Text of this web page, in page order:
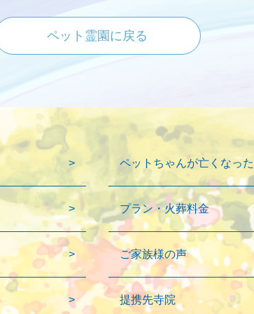
ペット霊園に戻る
ペットちゃんが亡くなっ
プラン・火葬料金
ご家族様の声
提携先寺院